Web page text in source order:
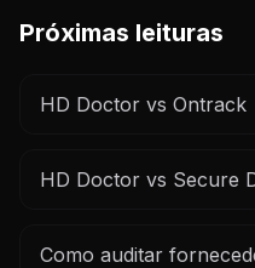
Próximas leituras
HD Doctor vs Ontrack
HD Doctor vs Secure
Como auditar